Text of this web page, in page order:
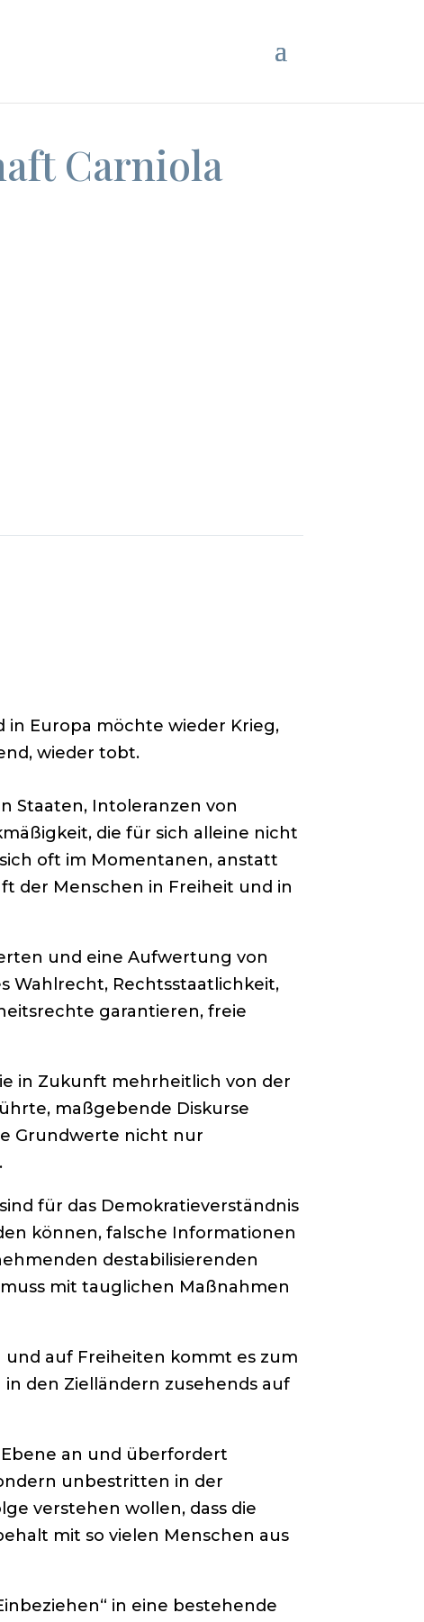
Carniola
in Europa möchte wieder Krieg,
wieder tobt.
Staaten, Intoleranzen von
die für sich alleine nicht
oft im Momentanen, anstatt
der Menschen in Freiheit und in
und eine Aufwertung von
Wahlrecht, Rechtsstaatlichkeit,
garantieren, freie
in Zukunft mehrheitlich von der
maßgebende Diskurse
Grundwerte nicht nur
für das Demokratieverständnis
können, falsche Informationen
destabilisierenden
mit tauglichen Maßnahmen
auf Freiheiten kommt es zum
den Zielländern zusehends auf
an und überfordert
unbestritten in der
verstehen wollen, dass die
mit so vielen Menschen aus
in eine bestehende